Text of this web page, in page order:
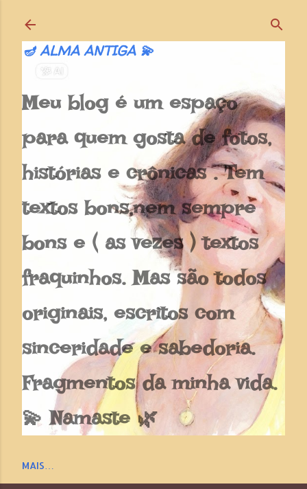
🪔 ALMA ANTIGA 💫
Meu blog é um espaço
para quem gosta de fotos,
histórias e crônicas . Tem
textos bons,nem sempre
bons e ( as vezes ) textos
fraquinhos. Mas são todos
originais, escritos com
sinceridade e sabedoria.
Fragmentos da minha vida.
💫 Namaste 🌿
MAIS…